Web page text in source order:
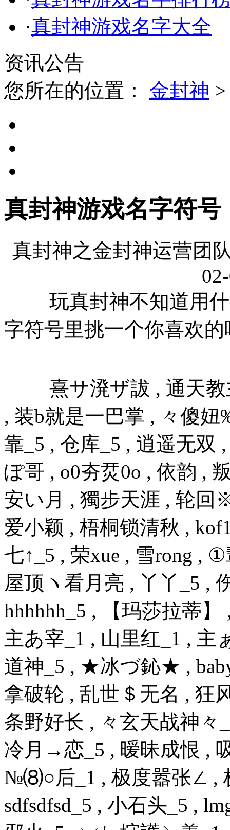
·真封神游戏名字大全
资讯公告
您所在的位置： 金封神
真封神游戏名字符号
真封神之金封神运营团
玩真封神不知道用什
字符号里挑一个你喜欢的
熹サ溌ザ詙 , 通天教
, 装b就是一巴掌 , 々傻
靠_5 , 仓库_5 , 逍遥无双
ぽ哥 , o0夯烎0o , 依韵 ,
安い月 , 獨步天涯 , 轮回
爱小颖 , 梧桐锁清秋 ,
七↑_5 , 荣xue , 雪rong ,
屋顶ヽ看月亮 , 丫丫_5 ,
hhhhhh_5 , 【玛莎拉蒂
主あ宰_1 , 山里红_1 , 主
道神_5 , ★冰づ鈊★ ,
拿破轮 , 乱世＄无名 , 狂
条野好长 , 々玄天战神々
冷月→恋_5 , 暧昧成恨 ,
№⑻○后_1 , 极度嚣张∠ ,
sdfsdfsd_5 , 小石头_5 ,